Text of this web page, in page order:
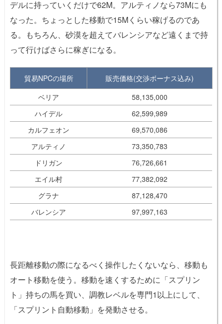
デルに持っていくだけで62M。アルティノなら73Mにも
なった。ちょっとした移動で15Mくらい稼げるのであ
る。もちろん、砂漠を超えてバレンシアなど遠くまで持
って行けばさらに稼ぎになる。
貿易NPCの場所
販売価格(交渉ボーナス込み)
ベリア
58,135,000
ハイデル
62,599,989
カルフェオン
69,570,086
アルティノ
73,350,783
ドリガン
76,726,661
エイル村
77,382,092
グラナ
87,128,470
バレンシア
97,997,163
長距離移動の際になるべく操作したくないなら、移動も
オート移動を使う。移動を速くするために「スプリン
ト」持ちの馬を買い、調教レベルを専門1以上にして、
「スプリント自動移動」を発動させる。